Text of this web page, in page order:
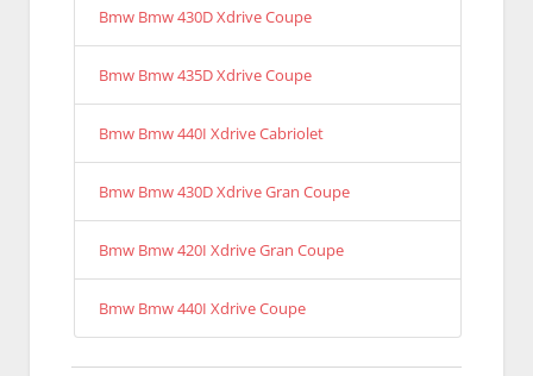
Bmw Bmw 430D Xdrive Coupe
Bmw Bmw 435D Xdrive Coupe
Bmw Bmw 440I Xdrive Cabriolet
Bmw Bmw 430D Xdrive Gran Coupe
Bmw Bmw 420I Xdrive Gran Coupe
Bmw Bmw 440I Xdrive Coupe